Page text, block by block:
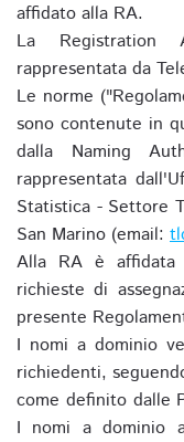
affidato alla RA.
La Registration
rappresentata da
Le norme
sono contenute in
dalla Naming
rappresentata
Statistica - Settore
San Marino (email:
Alla RA è affidata
richieste di
presente
I nomi a dominio
richiedenti,
come definito dalle
I nomi a dominio